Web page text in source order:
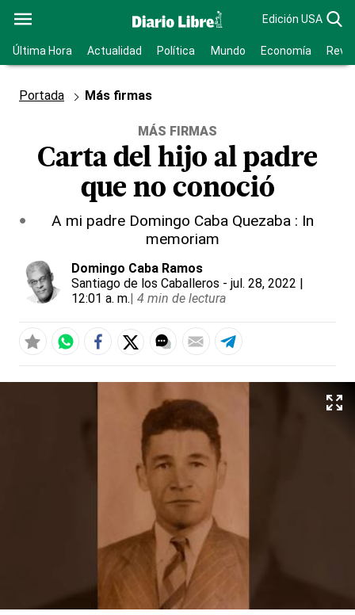
Edición USA
Última Hora Actualidad Política Mundo Economía
Portada Más firmas
MÁS FIRMAS
Carta del hijo al padre
que no conoció
A mi padre Domingo Caba Quezaba : In
memoriam
Domingo Caba Ramos
Santiago de los Caballeros - jul. 28, 2022 |
12:01 a. m.| 4 min de lectura